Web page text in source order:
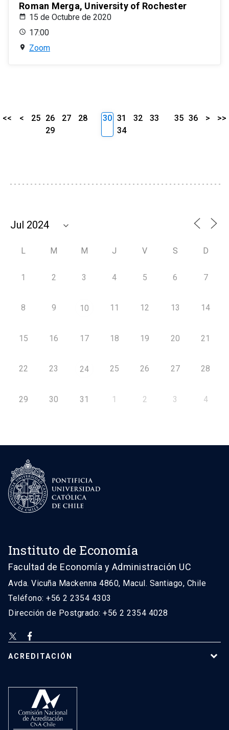
Roman Merga, University of Rochester
15 de Octubre de 2020
17:00
Zoom
<< < 25 26 27
28
29
30 31 32
33
34
35 36 > >>
L M M J V S D
1 2 3 4 5 6 7
8 9 10 11 12 13 14
15 16 17 18 19 20 21
22 23 24 25 26 27 28
29 30 31 1 2 3 4
Instituto de Economía
Facultad de Economía y Administración UC
Avda. Vicuña Mackenna 4860, Macul. Santiago, Chile
Teléfono: +56 2 2354 4303
Dirección de Postgrado: +56 2 2354 4028
ACREDITACIÓN